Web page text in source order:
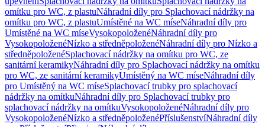
omítku pro WC, z plastuNáhradní díly pro Splachovací nádržky na
omítku pro WC, z plastuUmístěné na WC míseNáhradní díly pro
Umístěné na WC míseVysokopoloženéNáhradní díly pro
VysokopoloženéNízko a středněpoloženéNáhradní díly pro Nízko a
středněpoloženéSplachovací nádržky na omítku pro WC, ze
sanitární keramikyNáhradní díly pro Splachovací nádržky na omítku
pro WC, ze sanitární keramikyUmístěný na WC míseNáhradní díly
pro Umístěný na WC míseSplachovací trubky pro splachovací
nádržky na omítkuNáhradní díly pro Splachovací trubky pro
splachovací nádržky na omítkuVysokopoloženéNáhradní díly pro
VysokopoloženéNízko a středněpoloženéPříslušenstvíNáhradní díly